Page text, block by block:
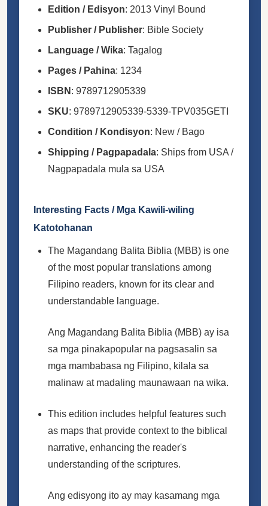
Edition / Edisyon: 2013 Vinyl Bound
Publisher / Publisher: Bible Society
Language / Wika: Tagalog
Pages / Pahina: 1234
ISBN : 9789712905339
SKU: 9789712905339-5339-TPV035GETI
Condition / Kondisyon: New / Bago
Shipping / Pagpapadala: Ships from USA /
Nagpapadala mula sa USA
Interesting Facts / Mga Kawili-wiling
Katotohanan
The Magandang Balita Biblia (MBB) is one
of the most popular translations among
Filipino readers, known for its clear and
understandable language.
Ang Magandang Balita Biblia (MBB) ay isa
sa mga pinakapopular na pagsasalin sa
mga mambabasa ng Filipino, kilala sa
malinaw at madaling maunawaan na wika.
This edition includes helpful features such
as maps that provide context to the biblical
narrative, enhancing the reader's
understanding of the scriptures.
Ang edisyong ito ay may kasamang mga